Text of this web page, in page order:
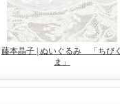
藤本晶子 | ぬいぐるみ 「ちび
ま」